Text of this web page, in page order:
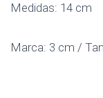
Medidas: 14 cm
Marca: 3 cm /